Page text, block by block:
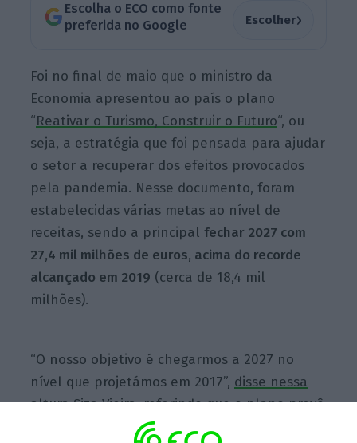
Escolha o ECO como fonte
preferida no Google
Escolher›
Foi no final de maio que o ministro da
Economia apresentou ao país o plano
“Reativar o Turismo, Construir o Futuro“, ou
seja, a estratégia que foi pensada para ajudar
o setor a recuperar dos efeitos provocados
pela pandemia. Nesse documento, foram
estabelecidas várias metas ao nível de
receitas, sendo a principalfechar 2027 com
27,4 mil milhões de euros, acima do recorde
alcançado em 2019 (cerca de 18,4 mil
milhões).
“O nosso objetivo é chegarmos a 2027 no
nível que projetámos em 2017”, disse nessa
altura Siza Vieira, referindo que o plano prevê
um investimento de 6.112 milhões de euros